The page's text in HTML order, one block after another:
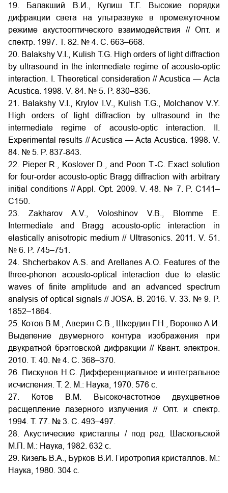
19. Балакший В.И., Кулиш Т.Г. Высокие порядки
дифракции света на ультразвуке в промежуточном
режиме акустооптического взаимодействия // Опт. и
спектр. 1997. Т. 82. № 4. С. 663–668.
20. Balakshy V.I., Kulish T.G. High orders of light diffraction
by ultrasound in the intermediate regime of acousto-optic
interaction. I. Theoretical consideration // Acustica — Acta
Acustica. 1998. V. 84. № 5. P. 830–836.
21. Balakshy V.I., Krylov I.V., Kulish T.G., Molchanov V.Y.
High orders of light diffraction by ultrasound in the
intermediate regime of acousto-optic interaction. II.
Experimental results // Acustica — Acta Acustica. 1998. V.
84. № 5. P. 837‑843.
22. Pieper R., Koslover D., and Poon T.-C. Exact solution
for four-order acousto-optic Bragg diffraction with arbitrary
initial conditions // Appl. Opt. 2009. V. 48. № 7. P. C141–
C150.
23. Zakharov A.V., Voloshinov V.B., Blomme E.
Intermediate and Bragg acousto-optic interaction in
elastically anisotropic medium // Ultrasonics. 2011. V. 51.
№ 6. P. 745–751.
24. Shcherbakov A.S. and Arellanes A.O. Features of the
three-phonon acousto-optical interaction due to elastic
waves of finite amplitude and an advanced spectrum
analysis of optical signals // JOSA. B. 2016. V. 33. № 9. P.
1852–1864.
25. Котов В.М., Аверин С.В., Шкердин Г.Н., Воронко А.И.
Выделение двумерного контура изображения при
двукратной брэгговской дифракции // Квант. электрон.
2010. Т. 40. № 4. С. 368–370.
26. Пискунов Н.С. Дифференциальное и интегральное
исчисления. Т. 2. М.: Наука, 1970. 576 с.
27. Котов В.М. Высокочастотное двухцветное
расщепление лазерного излучения // Опт. и спектр.
1994. Т. 77. № 3. С. 493–497.
28. Акустические кристаллы / под ред. Шаскольской
М.П. М.: Наука, 1982. 632 с.
29. Кизель В.А., Бурков В.И. Гиротропия кристаллов. М.:
Наука, 1980. 304 с.